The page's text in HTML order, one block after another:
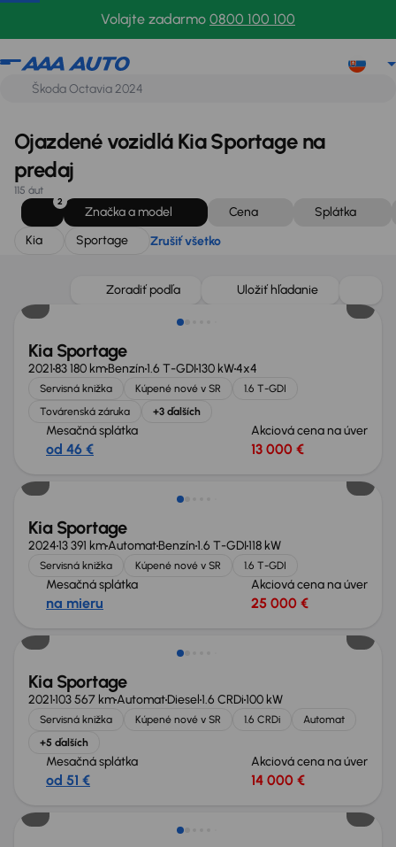
Volajte zadarmo 0800 100 100
Kia
Ojazdené vozidlá Kia Sportage na
predaj
115 áut
2
Značka a model Cena
Splátka
Kia
Sportage Zrušiť všetko
Zoradiť podľa Uložiť hľadanie
Zlacnené o 1 500 €
Kia Sportage
202183 180 kmBenzín1.6 T-GDI130 kW4x4
Servisná knižka Kúpené nové v SR
1.6 T-GDI
Továrenská záruka
+3 ďalších
Mesačná splátka
od 46 €
Akciová cena na úver
13 000 €
Ušetríte 10 500 €
Kia Sportage
202413 391 kmAutomatBenzín1.6 T-GDI118 kW
Servisná knižka Kúpené nové v SR 1.6 T-GDI
Mesačná splátka
na mieru
Akciová cena na úver
25 000 €
Nové v ponuke
Kia Sportage
2021103 567 kmAutomatDiesel1.6 CRDi100 kW
Servisná knižka Kúpené nové v SR 1.6 CRDi
Automat
+5 ďalších
Mesačná splátka
od 51 €
Akciová cena na úver
14 000 €